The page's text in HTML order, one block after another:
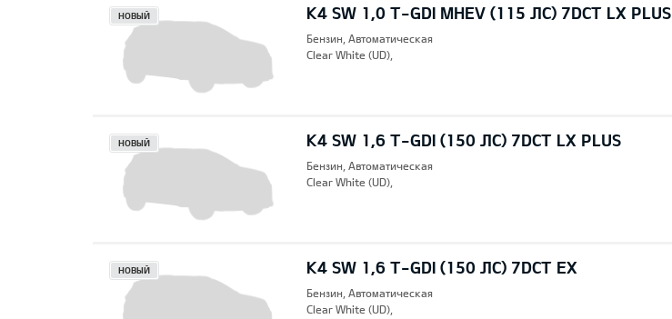
K4 SW 1,0 T-GDI MHEV (115 ЛС) 7DCT LX PLUS
НОВЫЙ
Бензин, Автоматическая
Clear White (UD),
K4 SW 1,6 T-GDI (150 ЛС) 7DCT LX PLUS
НОВЫЙ
Бензин, Автоматическая
Clear White (UD),
K4 SW 1,6 T-GDI (150 ЛС) 7DCT EX
НОВЫЙ
Бензин, Автоматическая
Clear White (UD),